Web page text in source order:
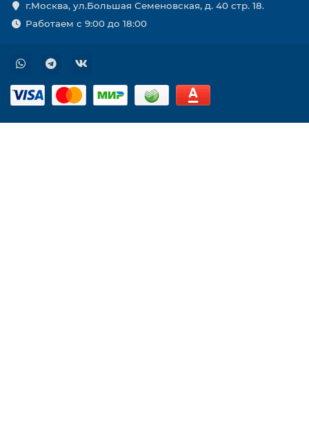
г.Москва, ул.Большая Семеновская, д. 40 стр. 18.
Работаем с 9:00 до 18:00